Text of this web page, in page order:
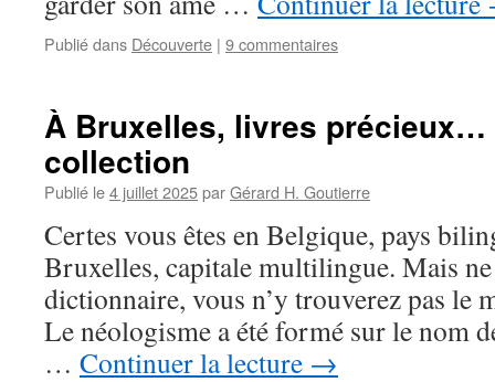
Publié dans Découverte | 9 commentaires
À Bruxelles, livres précieux…
collection
Publié le4 juillet 2025parGérard H. Goutierre
Certes vous êtes en Belgique, pays
Bruxelles, capitale multilingue. Mais ne
dictionnaire, vous n’y trouverez pas le
Le néologisme a été formé sur le nom
… Continuer la lecture →